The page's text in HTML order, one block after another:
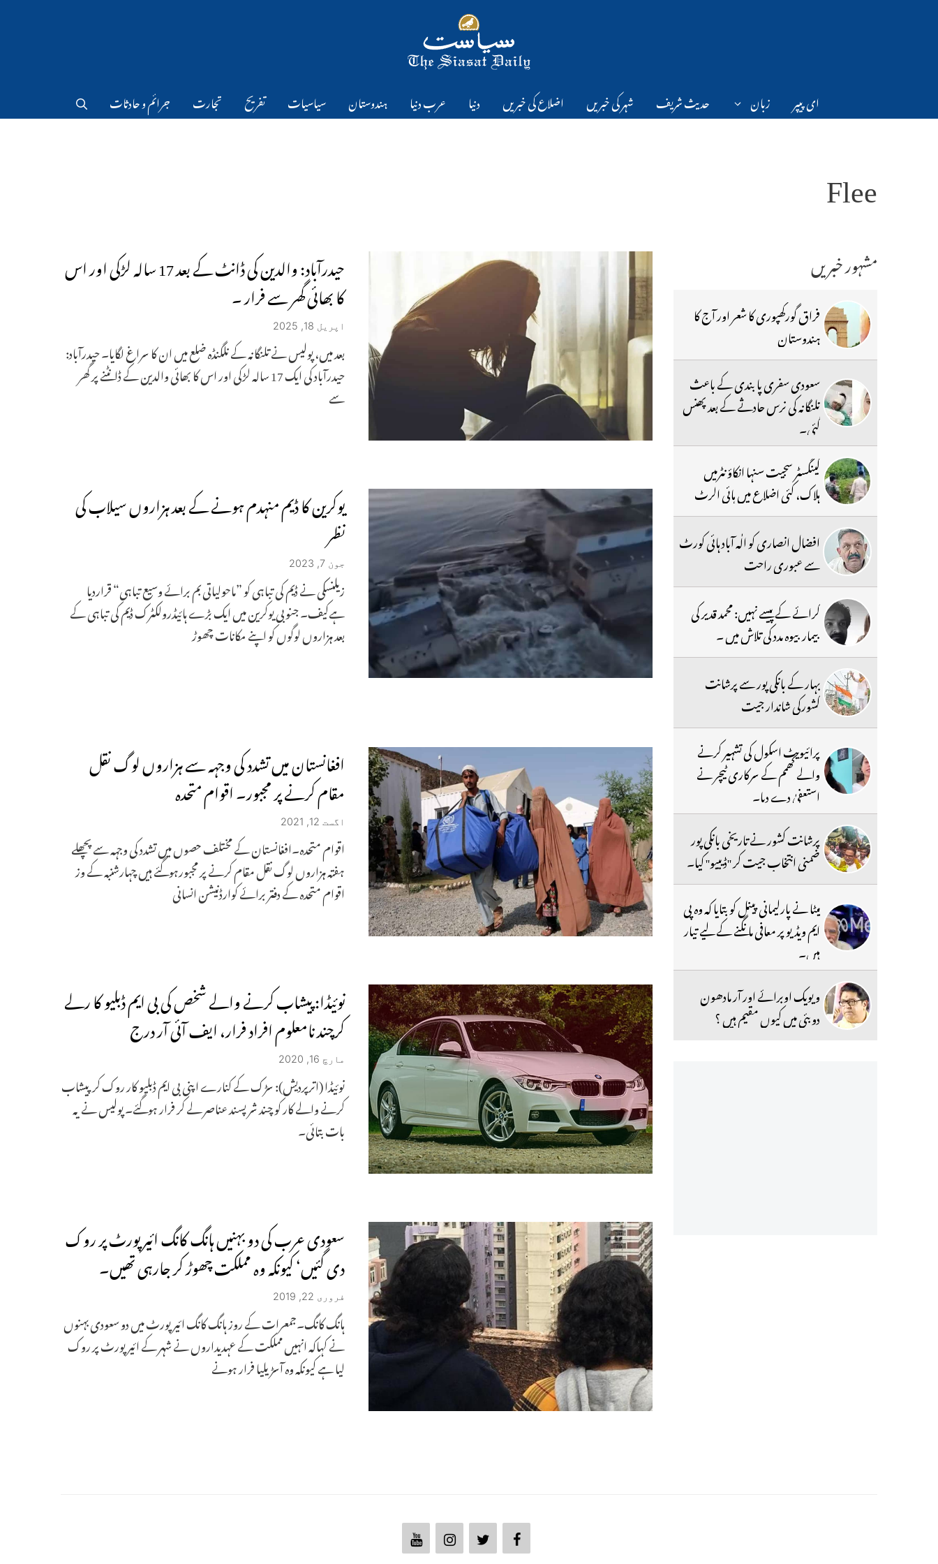
ای پیپر زبان حدیث شریف شہر کی خبریں اضلاع کی خبریں دنیا عرب دنیا ہندوستان سیاسیات تفریح تجارت جرائم و حادثات
Flee
حیدرآباد: والدین کی ڈانٹ کے بعد 17 سالہ لڑکی اور اس
کا بھائی گھر سے فرار ۔
اپریل 18, 2025
بعد میں، پولیس نے تلنگانہ کے نلگنڈہ ضلع میں ان کا سراغ لگایا۔ حیدرآباد:
حیدرآباد کی ایک 17 سالہ لڑکی اور اس کا بھائی والدین کے ڈانٹنے پر گھر
سے
یوکرین کا ڈیم منہدم ہونے کے بعد ہزاروں سیلاب کی
نظر
جون 7, 2023
زیلنسکی نے ڈیم کی تباہی کو ”ماحولیاتی بم برائے وسیع تباہی“ قراردیا
ہےکیف۔ جنوبی یوکرین میں ایک بڑے ہائیڈرولکٹرک ڈیم کی تباہی کے
بعد ہزاروں لوگوں کو اپنے مکانات چھوڑ
افغانستان میں تشدد کی وجہہ سے ہزاروں لوگ نقل
مقام کرنے پر مجبور۔ اقوام متحدہ
اگست 12, 2021
اقوام متحدہ۔افغانستان کے مختلف حصوں میں تشدد کی وجہہ سے پچھلے
ہفتہ ہزاروں لوگ نقل مقام کرنے پر مجبورہوگئے ہیں چہارشنبہ کے وز
اقوام متحدہ کے دفتر برائے کوارڈنیشن انسانی
نوئیڈا:پیشاب کرنے والے شخص کی بی ایم ڈبلیو کا رلے
کرچند نامعلوم افراد فرار، ایف آئی آر درج
مارچ 16, 2020
نوئیڈا (اترپردیش): سڑک کے کنارے اپنی بی ایم ڈبلیو کار روک کر پیشاب
کرنے والے کار کو چند شر پسند عناصر لے کر فرار ہوگئے۔ پولیس نے یہ
بات بتائی۔
سعودی عرب کی دو بہنیں ہانگ کانگ ائیر پورٹ پر روک
دی گئیں‘ کیونکہ وہ مملکت چھوڑ کر جارہی تھیں۔
فروری 22, 2019
ہانگ کانگ۔جمعرات کے روز ہانگ کانگ ائیرپورٹ میں دو سعودی بہنوں
نے کہاکہ انہیں مملکت کے عہدیداروں نے شہر کے ائیرپورٹ پر روک
لیا ہے کیونکہ وہ آسڑیلیا فرار ہونے
مشہور خبریں
فراق گورکھپوری کا شعر اور آج کا
ہندوستان
سعودی سفری پابندی کے باعث
تلنگانہ کی نرس حادثے کے بعد پھنس
گئی۔
گینگسٹر سجیت سنہا انکاؤنٹرمیں
ہلاک، کئی اضلاع میں ہائی الرٹ
افضال انصاری کو الٰہ آباد ہائی کورٹ
سے عبوری راحت
کرائے کے پیسے نہیں: محمد قدیر کی
بیمار بیوہ مدد کی تلاش میں ۔
بہار کے بانکی پور سے پرشانت
کشورکی شاندار جیت
پرائیویٹ اسکول کی تشہیر کرنے
والے کھمم کے سرکاری ٹیچر نے
استعفیٰ دے دیا۔
پرشانت کشور نے تاریخی بانکی پور
ضمنی انتخاب جیت کر ''ڈیبیو'' کیا۔
میٹا نے پارلیمانی پینل کو بتایا کہ وہ پی
ایم ویڈیو پر معافی مانگنے کے لیے تیار
ہیں۔
ویویک اوبرائے اور آر مادھون
دوبئی میں کیوں مقیم ہیں ؟